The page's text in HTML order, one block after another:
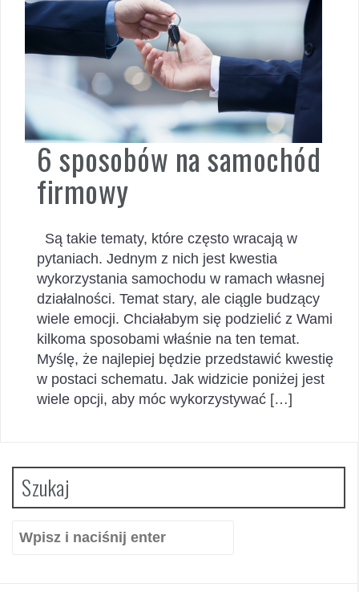
6 sposobów na samochód
firmowy
Są takie tematy, które często wracają w
pytaniach. Jednym z nich jest kwestia
wykorzystania samochodu w ramach własnej
działalności. Temat stary, ale ciągle budzący
wiele emocji. Chciałabym się podzielić z Wami
kilkoma sposobami właśnie na ten temat.
Myślę, że najlepiej będzie przedstawić kwestię
w postaci schematu. Jak widzicie poniżej jest
wiele opcji, aby móc wykorzystywać […]
Szukaj
Szukaj: